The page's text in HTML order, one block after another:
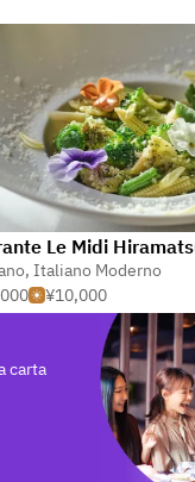
Le Midi
, Italiano Moderno
¥10,000
carta